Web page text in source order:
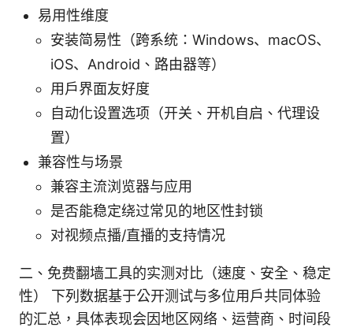
易用性维度
安装简易性（跨系统：Windows、macOS、
iOS、Android、路由器等）
用户界面友好度
自动化设置选项（开关、开机自启、代理设
置）
兼容性与场景
兼容主流浏览器与应用
是否能稳定绕过常见的地区性封锁
对视频点播/直播的支持情况
二、免费翻墙工具的实测对比（速度、安全、稳定
性） 下列数据基于公开测试与多位用户共同体验
的汇总，具体表现会因地区网络、运营商、时间段